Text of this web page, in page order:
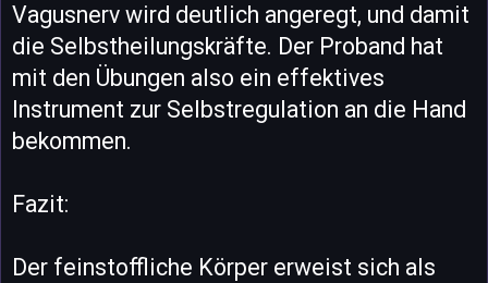
Vagusnerv wird deutlich angeregt, und damit
die Selbstheilungskräfte. Der Proband hat
mit den Übungen also ein effektives
Instrument zur Selbstregulation an die Hand
bekommen.
Fazit:
Der feinstoffliche Körper erweist sich als